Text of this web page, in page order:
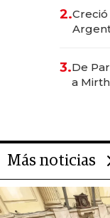
2.
las
3.De
a
Más noticias